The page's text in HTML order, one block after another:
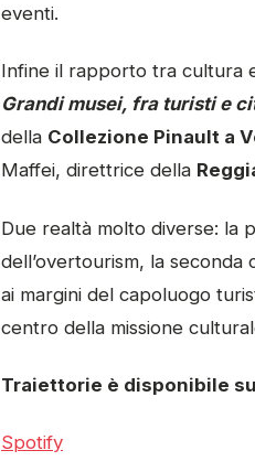
eventi.
Infine il rapporto tra cultura
Grandi musei, fra turisti e
della Collezione Pinault a
Maffei, direttrice della
Due realtà molto diverse: la
dell’overtourism, la
ai margini del capoluogo
centro della missione
Traiettorie è disponibile
Spotify